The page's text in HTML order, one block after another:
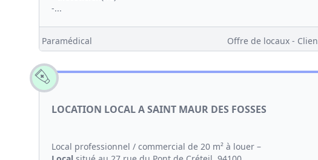
-...
Paramédical Offre de locaux -
LOCATION LOCAL A SAINT MAUR DES FOSSES
Local professionnel / commercial de 20 m² à louer –